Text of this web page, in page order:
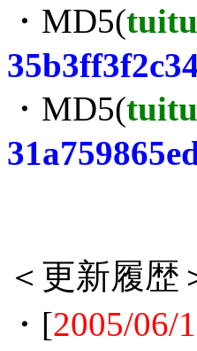
・MD5(
・MD5(
＜更新履歴
・[2005/06/